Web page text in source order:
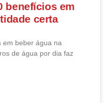
benefícios em
certa
em beber água na
de água por dia faz